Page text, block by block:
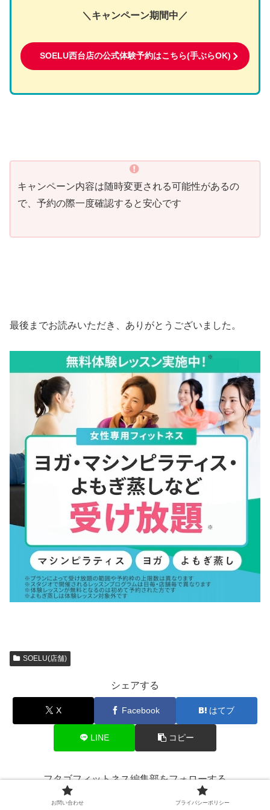
＼キャンペーン期間中／
SOELU西台店の公式体験予約はこちら(手ぶらOK)
キャンペーン内容は随時変更される可能性があるの
で、予約の際一度確認すると安心です
最後までお読みいただき、ありがとうございました。
SOELU(店舗)
シェアする
X Facebook はてブ
LINE コピー
フタゴフィットネス編集部をフォローする
お問い合わせ プライバシーポリシー